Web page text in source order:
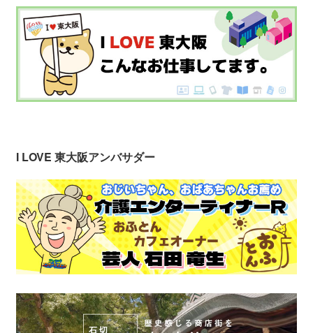
I LOVE 東大阪アンバサダー